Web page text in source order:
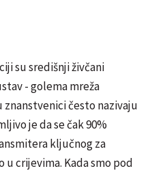
su središnji živčani
- golema mreža
često nazivaju
je da se čak 90%
ključnog za
crijevima. Kada smo pod